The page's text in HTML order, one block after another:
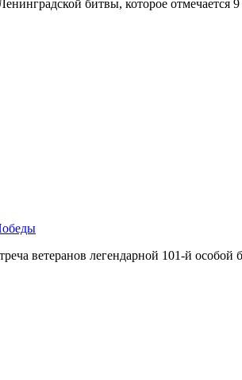
битвы, которое отмечается
ветеранов легендарной 101-й особой